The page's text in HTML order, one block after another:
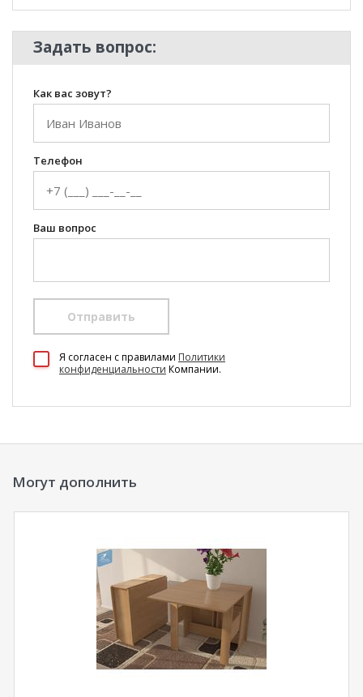
Задать вопрос:
Как вас зовут?
Телефон
Ваш вопрос
Отправить
Я согласен c правилами Политики
конфиденциальности Компании.
Могут дополнить